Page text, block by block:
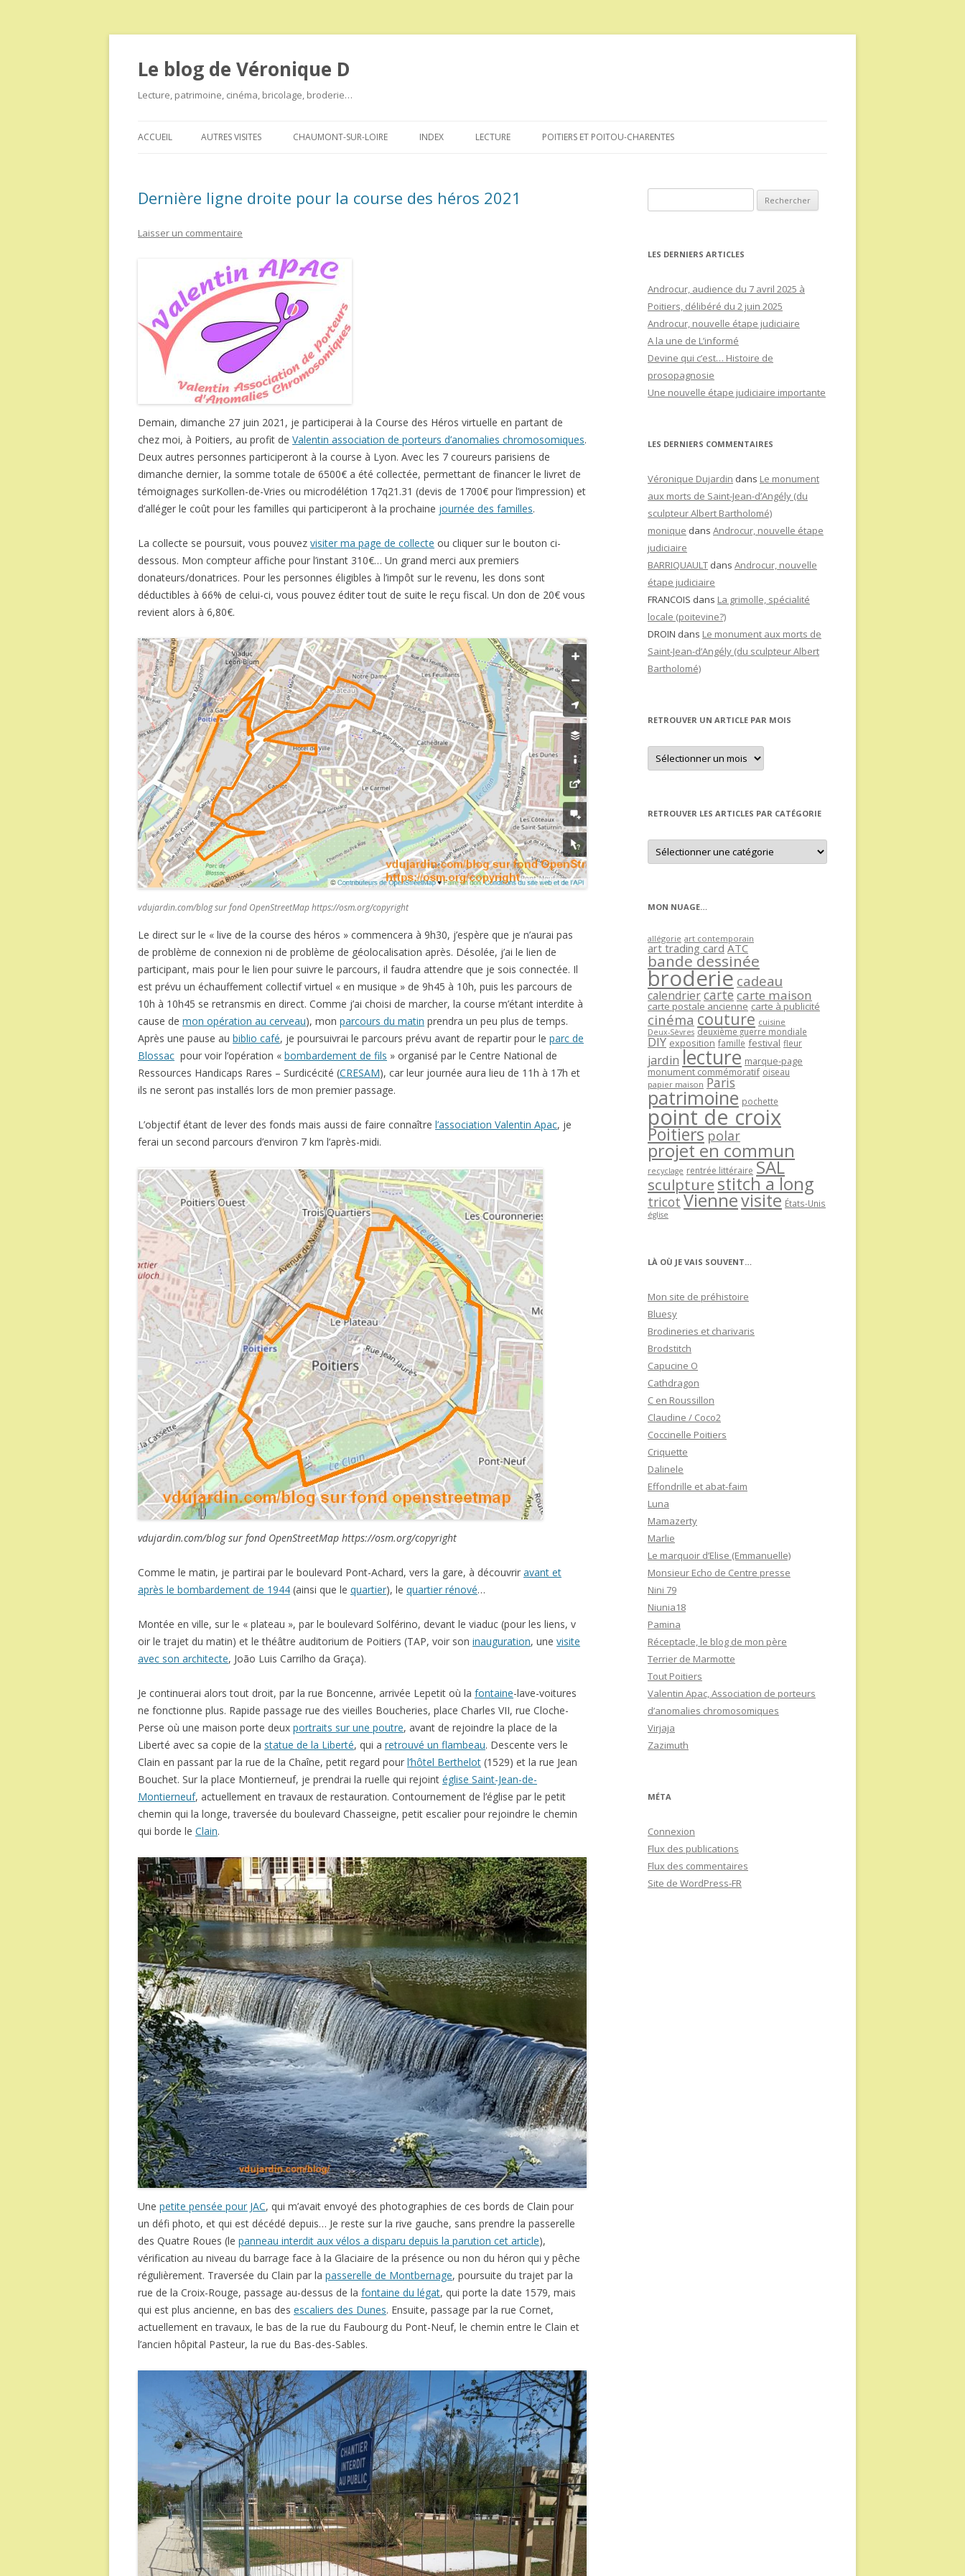
Le blog de Véronique D
Lecture, patrimoine, cinéma, bricolage, broderie…
au
ACCUEIL AUTRES VISITES CHAUMONT-SUR-LOIRE INDEX LECTURE POITIERS ET POITOU-CHARENTES
Dernière ligne droite pour la course des héros 2021
Laisser un commentaire
Demain, dimanche 27 juin 2021, je participerai à la Course des Héros virtuelle en partant de
chez moi, à Poitiers, au profit de Valentin association de porteurs d’anomalies chromosomiques.
Deux autres personnes participeront à la course à Lyon. Avec les 7 coureurs parisiens de
dimanche dernier, la somme totale de 6500€ a été collectée, permettant de financer le livret de
témoignages surKollen-de-Vries ou microdélétion 17q21.31 (devis de 1700€ pour l’impression) et
d’alléger le coût pour les familles qui participeront à la prochaine journée des familles.
La collecte se poursuit, vous pouvez visiter ma page de collecte ou cliquer sur le bouton ci-
dessous. Mon compteur affiche pour l’instant 310€… Un grand merci aux premiers
donateurs/donatrices. Pour les personnes éligibles à l’impôt sur le revenu, les dons sont
déductibles à 66% de celui-ci, vous pouvez éditer tout de suite le reçu fiscal. Un don de 20€ vous
revient alors à 6,80€.
vdujardin.com/blog sur fond OpenStreetMap https://osm.org/copyright
Le direct sur le « live de la course des héros » commencera à 9h30, j’espère que je n’aurai pas
de problème de connexion ni de problème de géolocalisation après. Désolée, j’ai le lien de
participant, mais pour le lien pour suivre le parcours, il faudra attendre que je sois connectée. Il
est prévu un échauffement collectif virtuel « en musique » de 9h45 à 10h, puis les parcours de
10h à 10h45 se retransmis en direct. Comme j’ai choisi de marcher, la course m’étant interdite à
cause de mon opération au cerveau), mon parcours du matin prendra un peu plus de temps.
Après une pause au biblio café, je poursuivrai le parcours prévu avant de repartir pour le parc de
Blossac pour voir l’opération « bombardement de fils » organisé par le Centre National de
Ressources Handicaps Rares – Surdicécité (CRESAM), car leur journée aura lieu de 11h à 17h et
ils ne seront pas installés lors de mon premier passage.
L’objectif étant de lever des fonds mais aussi de faire connaître l’association Valentin Apac, je
ferai un second parcours d’environ 7 km l’après-midi.
vdujardin.com/blog sur fond OpenStreetMap https://osm.org/copyright
Comme le matin, je partirai par le boulevard Pont-Achard, vers la gare, à découvrir avant et
après le bombardement de 1944 (ainsi que le quartier), le quartier rénové…
Montée en ville, sur le « plateau », par le boulevard Solférino, devant le viaduc (pour les liens, v
oir le trajet du matin) et le théâtre auditorium de Poitiers (TAP, voir son inauguration, une visite
avec son architecte, João Luis Carrilho da Graça).
Je continuerai alors tout droit, par la rue Boncenne, arrivée Lepetit où la fontaine-lave-voitures
ne fonctionne plus. Rapide passage rue des vieilles Boucheries, place Charles VII, rue Cloche-
Perse où une maison porte deux portraits sur une poutre, avant de rejoindre la place de la
Liberté avec sa copie de la statue de la Liberté, qui a retrouvé un flambeau. Descente vers le
Clain en passant par la rue de la Chaîne, petit regard pour l’hôtel Berthelot (1529) et la rue Jean
Bouchet. Sur la place Montierneuf, je prendrai la ruelle qui rejoint église Saint-Jean-de-
Montierneuf, actuellement en travaux de restauration. Contournement de l’église par le petit
chemin qui la longe, traversée du boulevard Chasseigne, petit escalier pour rejoindre le chemin
qui borde le Clain.
Une petite pensée pour JAC, qui m’avait envoyé des photographies de ces bords de Clain pour
un défi photo, et qui est décédé depuis… Je reste sur la rive gauche, sans prendre la passerelle
des Quatre Roues (le panneau interdit aux vélos a disparu depuis la parution cet article),
vérification au niveau du barrage face à la Glaciaire de la présence ou non du héron qui y pêche
régulièrement. Traversée du Clain par la passerelle de Montbernage, poursuite du trajet par la
rue de la Croix-Rouge, passage au-dessus de la fontaine du légat, qui porte la date 1579, mais
qui est plus ancienne, en bas des escaliers des Dunes. Ensuite, passage par la rue Cornet,
actuellement en travaux, le bas de la rue du Faubourg du Pont-Neuf, le chemin entre le Clain et
l’ancien hôpital Pasteur, la rue du Bas-des-Sables.
LES DERNIERS ARTICLES
Androcur, audience du 7 avril 2025 à
Poitiers, délibéré du 2 juin 2025
Androcur, nouvelle étape judiciaire
A la une de L’informé
Devine qui c’est… Histoire de
prosopagnosie
Une nouvelle étape judiciaire importante
LES DERNIERS COMMENTAIRES
Véronique Dujardin dans Le monument
aux morts de Saint-Jean-d’Angély (du
sculpteur Albert Bartholomé)
monique dans Androcur, nouvelle étape
judiciaire
BARRIQUAULT dans Androcur, nouvelle
étape judiciaire
FRANCOIS dans La grimolle, spécialité
locale (poitevine?)
DROIN dans Le monument aux morts de
Saint-Jean-d’Angély (du sculpteur Albert
Bartholomé)
RETROUVER UN ARTICLE PAR MOIS
Retrouver
un
article
RETROUVER LES ARTICLES PAR CATÉGORIE
Retrouver
les
articles
MON NUAGE…
allégorie art contemporain
art trading card ATC
bande dessinée
broderie cadeau
calendriercartecarte maison
carte postale ancienne carte à publicité
cinéma couture cuisine
Deux-Sèvres deuxième guerre mondiale
DIY exposition famille festival fleur
jardin lecture marque-page
monument commémoratif oiseau
papier maison Paris
patrimoine pochette
point de croix
Poitiers polar
projet en commun
recyclage rentrée littéraire SAL
sculpture stitch a long
tricot Viennevisite États-Unis
église
LÀ OÙ JE VAIS SOUVENT…
Mon site de préhistoire
Bluesy
Brodineries et charivaris
Brodstitch
Capucine O
Cathdragon
C en Roussillon
Claudine / Coco2
Coccinelle Poitiers
Criquette
Dalinele
Effondrille et abat-faim
Luna
Mamazerty
Marlie
Le marquoir d’Elise (Emmanuelle)
Monsieur Echo de Centre presse
Nini 79
Niunia18
Pamina
Réceptacle, le blog de mon père
Terrier de Marmotte
Tout Poitiers
Valentin Apac, Association de porteurs
d’anomalies chromosomiques
Virjaja
Zazimuth
MÉTA
Connexion
Flux des publications
Flux des commentaires
Site de WordPress-FR